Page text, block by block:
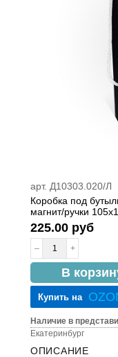
арт. Д10303.020/Л
Коробка под
магнит/ручки
225.00 руб
– +
В
в наличии
Купить на
Наличие в
Екатеринбург
ОПИСАНИЕ